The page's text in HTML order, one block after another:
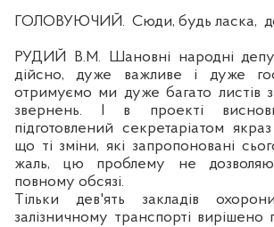
ГОЛОВУЮЧИЙ. Сюди, будь ласка,
РУДИЙ В.М. Шановні народні
дійсно, дуже важливе і дуже
отримуємо ми дуже багато листів
звернень. І в проекті
підготовлений секретаріатом
що ті зміни, які запропоновані
жаль, цю проблему не
повному обсязі.
Тільки дев'ять закладів
залізничному транспорті